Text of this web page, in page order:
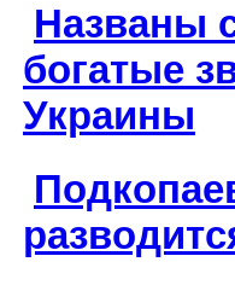
Названы
богатые
Украины